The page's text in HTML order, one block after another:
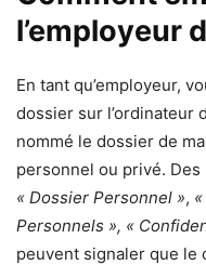
l’employeur
En tant qu’employeur,
dossier sur l’ordinateur
nommé le dossier de
personnel ou privé.
« Dossier Personnel »,
Personnels », «
peuvent signaler que le